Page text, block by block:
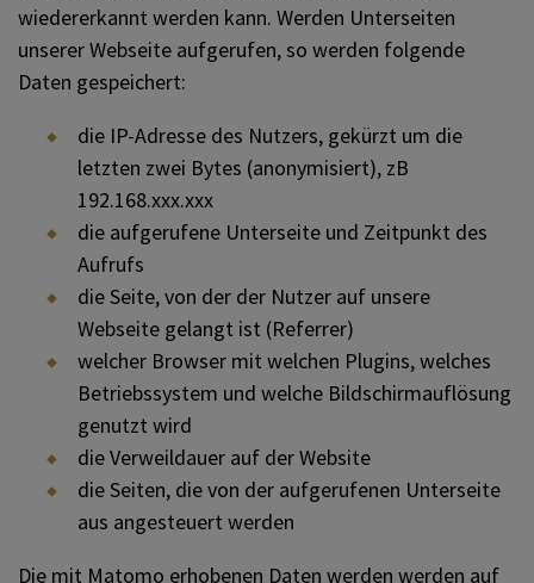
wiedererkannt werden kann. Werden Unterseiten
unserer Webseite aufgerufen, so werden folgende
Daten gespeichert:
die IP-Adresse des Nutzers, gekürzt um die
letzten zwei Bytes (anonymisiert), zB
192.168.xxx.xxx
die aufgerufene Unterseite und Zeitpunkt des
Aufrufs
die Seite, von der der Nutzer auf unsere
Webseite gelangt ist (Referrer)
welcher Browser mit welchen Plugins, welches
Betriebssystem und welche Bildschirmauflösung
genutzt wird
die Verweildauer auf der Website
die Seiten, die von der aufgerufenen Unterseite
aus angesteuert werden
Die mit Matomo erhobenen Daten werden werden auf